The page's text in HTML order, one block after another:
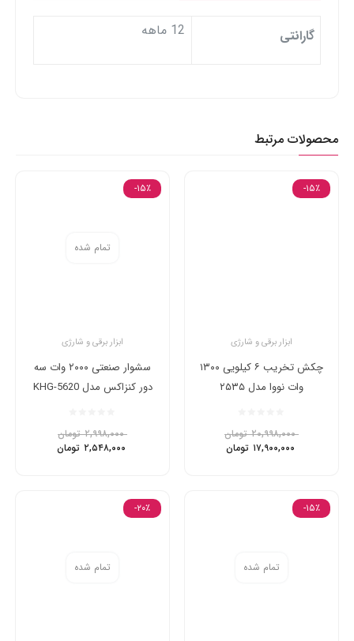
گارانتی 12 ماهه
محصولات مرتبط
ابزار برقی و شارژی
چکش تخریب ۶ کیلویی ۱۳۰۰
وات نووا مدل ۲۵۳۵
تومان
۲۰,۹۹۸,۰۰۰
تومان
-۱۵٪
تمام شده
ابزار برقی و شارژی
سشوار صنعتی ۲۰۰۰ وات سه
دور کنزاکس مدل KHG-5620
تومان
۲,۹۹۸,۰۰۰
تومان
-۱۵٪
تمام شده
-۱۵٪
تمام شده
-۲۰٪